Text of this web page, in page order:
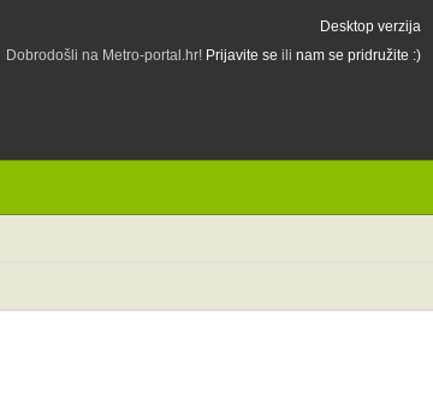
Desktop verzija
Dobrodošli na Metro-portal.hr! Prijavite se ili nam se pridružite :)